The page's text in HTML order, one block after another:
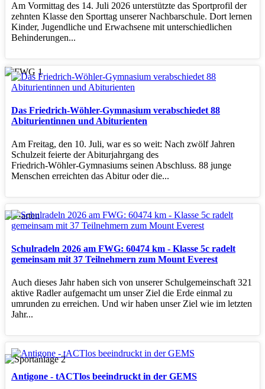
Am Vormittag des 14. Juli 2026 unterstützte das Sportprofil der
zehnten Klasse den Sporttag unserer Nachbarschule. Dort lernen
Kinder, Jugendliche und Erwachsene mit unterschiedlichen
Behinderungen...
Das Friedrich-Wöhler-Gymnasium verabschiedet 88
Abiturientinnen und Abiturienten
Am Freitag, den 10. Juli, war es so weit: Nach zwölf Jahren
Schulzeit feierte der Abiturjahrgang des
Friedrich‑Wöhler‑Gymnasiums seinen Abschluss. 88 junge
Menschen erreichten das Abitur oder die...
Schulradeln 2026 am FWG: 60474 km - Klasse 5c radelt
gemeinsam mit 37 Teilnehmern zum Mount Everest
Auch dieses Jahr haben sich von unserer Schulgemeinschaft 321
aktive Radler aufgemacht um unser Ziel die Erde einmal zu
umrunden zu erreichen. Und wir haben unser Ziel wie im letzten
Jahr...
Antigone - tACTlos beeindruckt in der GEMS